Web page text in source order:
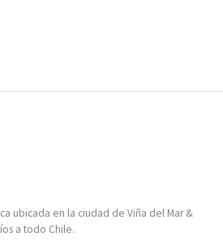
ubicada en la ciudad de Viña del Mar &
a todo Chile.